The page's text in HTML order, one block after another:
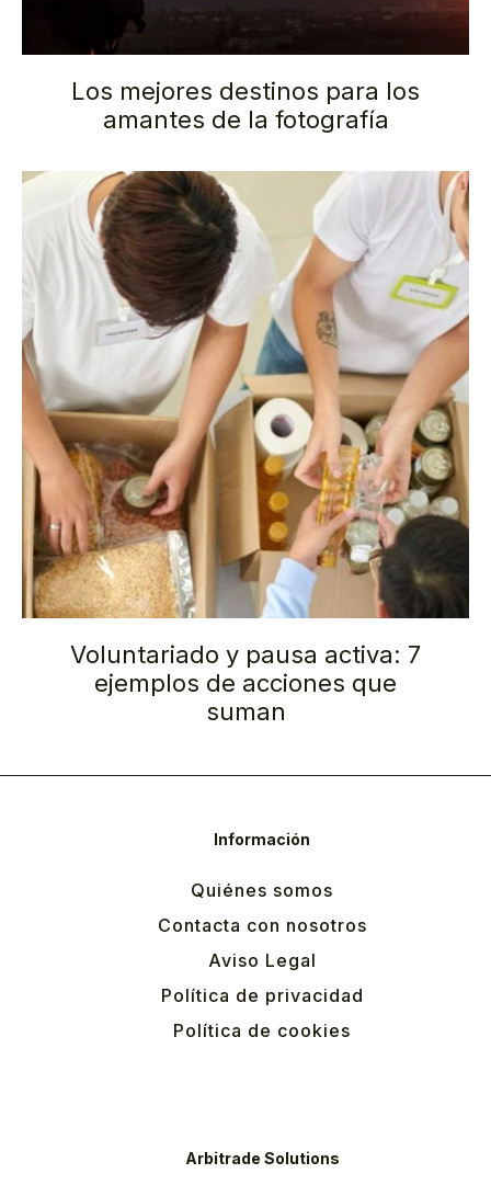
Los mejores destinos para los
amantes de la fotografía
Voluntariado y pausa activa: 7
ejemplos de acciones que
suman
Información
Quiénes somos
Contacta con nosotros
Aviso Legal
Política de privacidad
Política de cookies
Arbitrade Solutions